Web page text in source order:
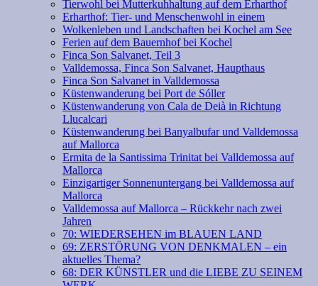
Tierwohl bei Mutterkuhhaltung auf dem Erharthof
Erharthof: Tier- und Menschenwohl in einem
Wolkenleben und Landschaften bei Kochel am See
Ferien auf dem Bauernhof bei Kochel
Finca Son Salvanet, Teil 3
Valldemossa, Finca Son Salvanet, Haupthaus
Finca Son Salvanet in Valldemossa
Küstenwanderung bei Port de Sóller
Küstenwanderung von Cala de Deià in Richtung
Llucalcari
Küstenwanderung bei Banyalbufar und Valldemossa
auf Mallorca
Ermita de la Santissima Trinitat bei Valldemossa auf
Mallorca
Einzigartiger Sonnenuntergang bei Valldemossa auf
Mallorca
Valldemossa auf Mallorca – Rückkehr nach zwei
Jahren
70: WIEDERSEHEN im BLAUEN LAND
69: ZERSTÖRUNG VON DENKMALEN – ein
aktuelles Thema?
68: DER KÜNSTLER und die LIEBE ZU SEINEM